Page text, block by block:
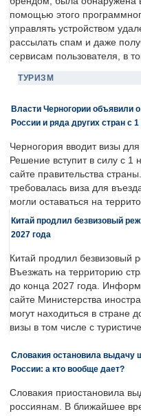
помощью этого
управлять устройством
рассылать спам и даже
сервисам пользователя, в
ТУРИЗМ
Власти Черногории объявили
России и ряда других стран с
Черногория вводит визы
Решение вступит в силу с
сайте правительства
требовалась виза для
могли оставаться на
Китай продлил безвизовый
2027 года
Китай продлил безвизовый
Въезжать на территорию
до конца 2027 года.
сайте Министерства
могут находиться в стране
визы в том числе с
Словакия остановила выдачу
России: а кто вообще дает?
Словакия приостановила
россиянам. В ближайшее